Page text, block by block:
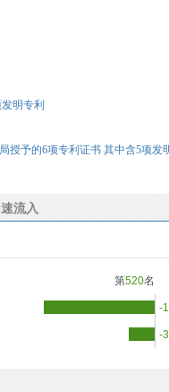
明专利
授予的6项专利证书 其中含5项发
流入
第520名
-
-